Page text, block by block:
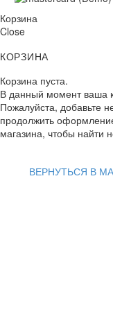
Корзина
Close
КОРЗИНА
Корзина пуста.
В данный момент ваша
Пожалуйста, добавьте
продолжить
магазина, чтобы найти
ВЕРНУТЬСЯ В